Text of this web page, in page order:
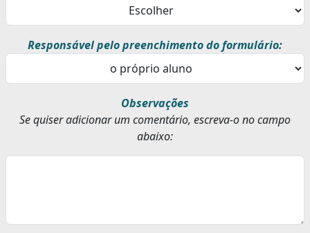
Responsável pelo preenchimento do formulário:
Observações
Se quiser adicionar um comentário, escreva-o no campo
abaixo: